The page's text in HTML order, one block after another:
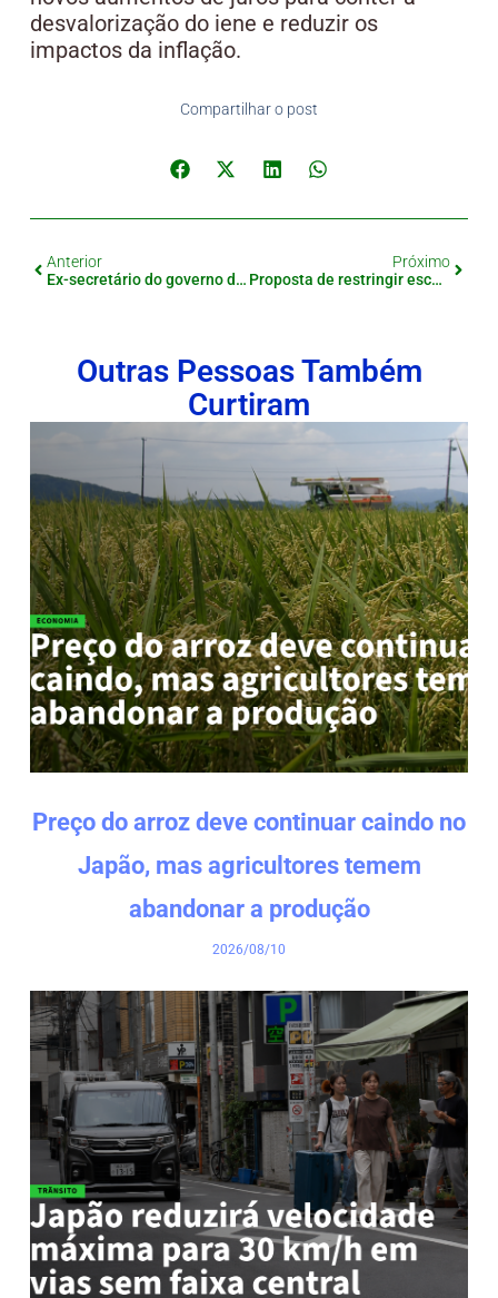
desvalorização do iene e reduzir os
impactos da inflação.
Compartilhar o post
Anterior
Ex-secretário do governo defende alta dos juros para conter a desvalorização do iene
Próximo
Proposta de restringir escaladas no Monte Fuji recebe críticas
Outras Pessoas Também
Curtiram
Preço do arroz deve continuar caindo no
Japão, mas agricultores temem
abandonar a produção
2026/08/10